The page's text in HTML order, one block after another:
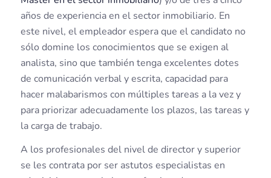
años de experiencia en el sector inmobiliario. En
este nivel, el empleador espera que el candidato no
sólo domine los conocimientos que se exigen al
analista, sino que también tenga excelentes dotes
de comunicación verbal y escrita, capacidad para
hacer malabarismos con múltiples tareas a la vez y
para priorizar adecuadamente los plazos, las tareas y
la carga de trabajo.
A los profesionales del nivel de director y superior
se les contrata por ser astutos especialistas en